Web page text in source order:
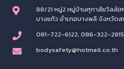
88/21 หมู่2 หมู่บ้านศุภาลัยวิลล์(
บางแก้ว อำเภอบางพลี จังหวัดส
081-722-6122, 086-322-2815
bodysafety@hotmail.co.th